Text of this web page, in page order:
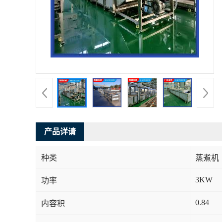
产品详请
种类 蒸煮机
功率 3KW
内容积 0.84